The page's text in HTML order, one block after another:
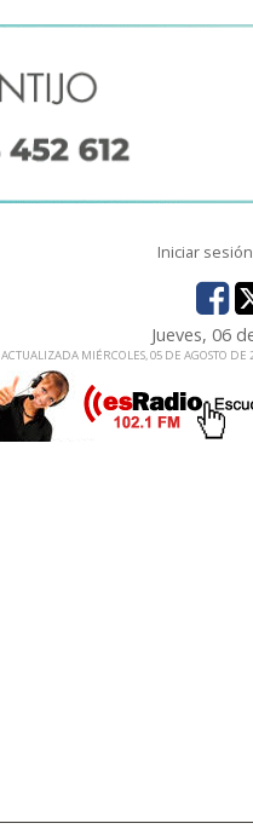
Iniciar sesión
Jueves, 06
ACTUALIZADA MIÉRCOLES, 05 DE AGOSTO DE